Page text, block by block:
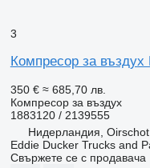
3
Компресор за
350 € ≈ 685,70 лв.
Компресор за въздух
1883120 / 2139555
Нидерландия, Oirschot
Eddie Ducker Trucks and
Свържете се с продавача